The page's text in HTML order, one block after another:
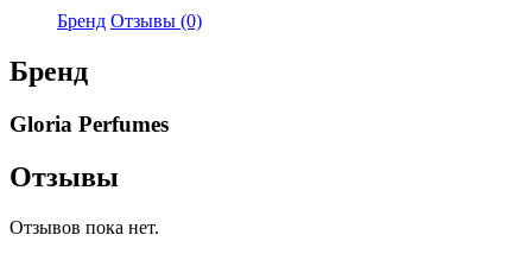
женщин
Бренд Отзывы (0)
Бренд
Gloria Perfumes
Отзывы
Отзывов пока нет.